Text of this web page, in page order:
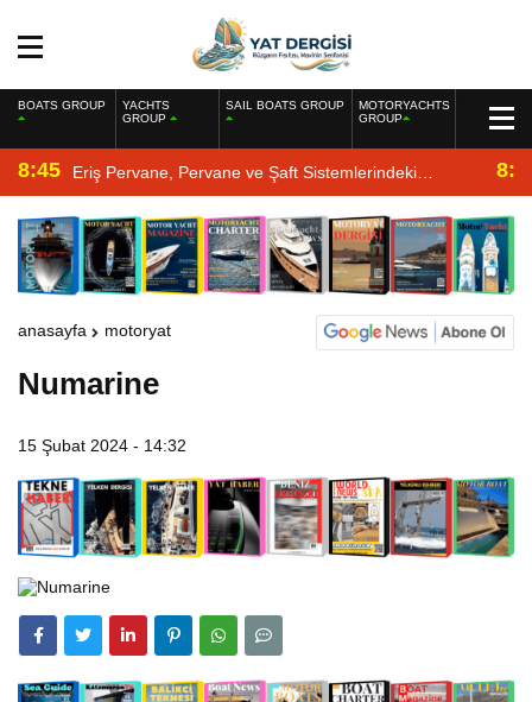
BOATS GROUP
YACHTS
GROUP
SAIL BOATS GROUP
MOTORYACHTS
GROUP
8:45 Eriş Pervane, Pervane ve Şaft Sistemlerindeki
Uzmanlığıyla Yat Dergisi’nde
anasayfa motoryat
Numarine
15 Şubat 2024 - 14:32